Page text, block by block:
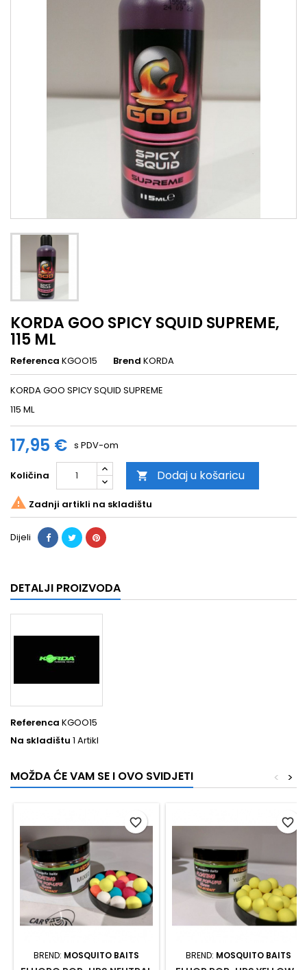
KORDA GOO SPICY SQUID SUPREME,
115 ML
Referenca KGOO15 Brend KORDA
KORDA GOO SPICY SQUID SUPREME
115 ML
17,95 € s PDV-om
Količina  Dodaj u košaricu
 Zadnji artikli na skladištu
Dijeli
DETALJI PROIZVODA
Referenca KGOO15
Na skladištu 1 Artikl
MOŽDA ĆE VAM SE I OVO SVIDJETI >
<
BREND: MOSQUITO BAITS
favorite_border
BREND: MOSQUITO BAITS
favorite_border